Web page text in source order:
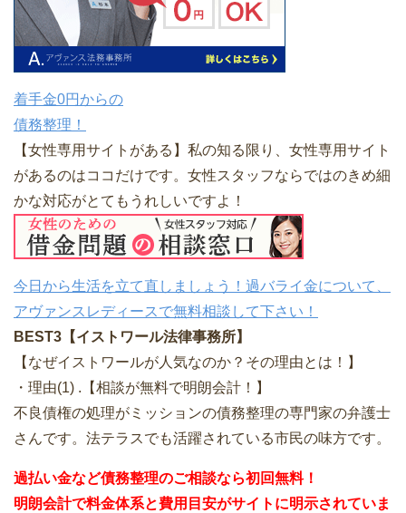
着手金0円からの
債務整理！
【女性専用サイトがある】私の知る限り、女性専用サイト
があるのはココだけです。女性スタッフならではのきめ細
かな対応がとてもうれしいですよ！
今日から生活を立て直しましょう！過バライ金について、
アヴァンスレディースで無料相談して下さい！
BEST3【イストワール法律事務所】
【なぜイストワールが人気なのか？その理由とは！】
・理由(1) .【相談が無料で明朗会計！】
不良債権の処理がミッションの債務整理の専門家の弁護士
さんです。法テラスでも活躍されている市民の味方です。
過払い金など債務整理のご相談なら初回無料！
明朗会計で料金体系と費用目安がサイトに明示されていま